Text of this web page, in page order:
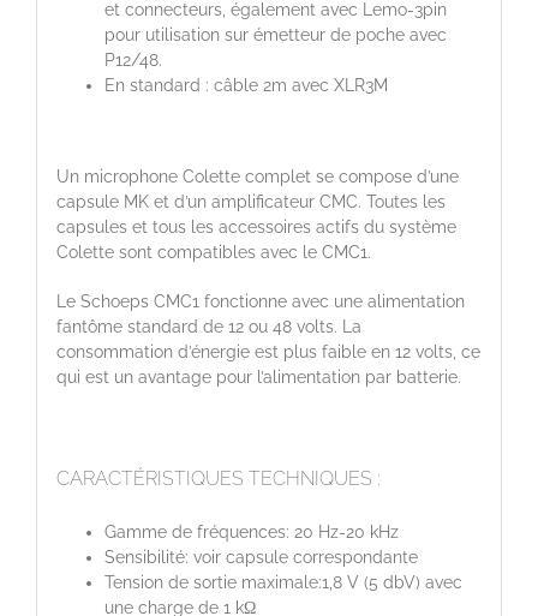
et connecteurs, également avec Lemo-3pin
pour utilisation sur émetteur de poche avec
P12/48.
En standard : câble 2m avec XLR3M
Un microphone Colette complet se compose d’une
capsule MK et d’un amplificateur CMC. Toutes les
capsules et tous les accessoires actifs du système
Colette sont compatibles avec le CMC1.
Le Schoeps CMC1 fonctionne avec une alimentation
fantôme standard de 12 ou 48 volts. La
consommation d’énergie est plus faible en 12 volts, ce
qui est un avantage pour l’alimentation par batterie.
CARACTÉRISTIQUES TECHNIQUES :
Gamme de fréquences: 20 Hz-20 kHz
Sensibilité: voir capsule correspondante
Tension de sortie maximale:1,8 V (5 dbV) avec
une charge de 1 kΩ